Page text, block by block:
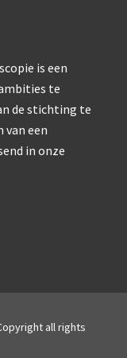
1900)
(ca. 1900)
1957)
type (1959-
1980)
1970)
is een
te
de stichting te
van een
in onze
all rights